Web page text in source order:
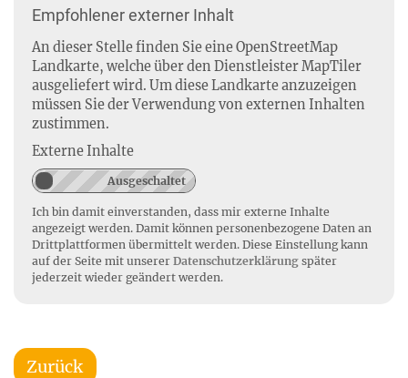
Empfohlener externer Inhalt
An dieser Stelle finden Sie eine OpenStreetMap
Landkarte, welche über den Dienstleister MapTiler
ausgeliefert wird. Um diese Landkarte anzuzeigen
müssen Sie der Verwendung von externen Inhalten
zustimmen.
Externe Inhalte
Ich bin damit einverstanden, dass mir externe Inhalte
angezeigt werden. Damit können personenbezogene Daten an
Drittplattformen übermittelt werden. Diese Einstellung kann
auf der Seite mit unserer Datenschutzerklärung später
jederzeit wieder geändert werden.
Zurück